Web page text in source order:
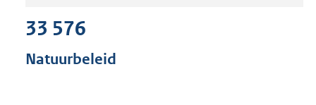
33 576
Natuurbeleid